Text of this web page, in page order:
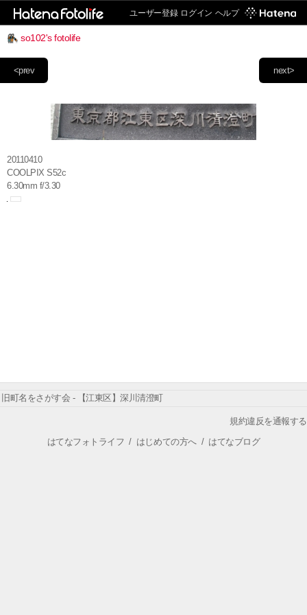
ユーザー登録 ログイン ヘルプ
so102's fotolife
next>
<prev
20110410
COOLPIX S52c
6.30mm f/3.30
旧町名をさがす会 - 【江東区】深川清澄町
規約違反を通報する
はてなフォトライフ / はじめての方へ/ はてなブログ